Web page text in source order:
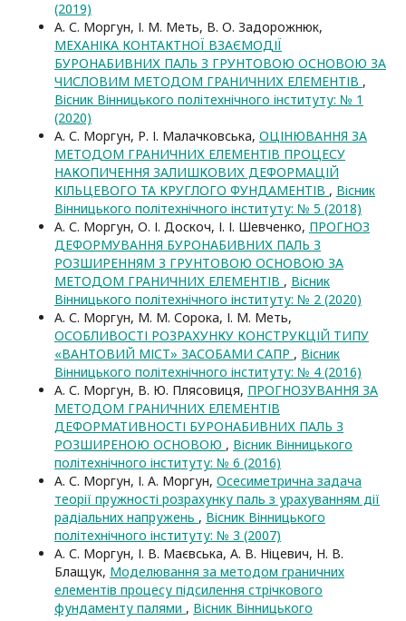
(2019)
А. С. Моргун, І. М. Меть, В. О. Задорожнюк,
МЕХАНІКА КОНТАКТНОЇ ВЗАЄМОДІЇ
БУРОНАБИВНИХ ПАЛЬ З ГРУНТОВОЮ ОСНОВОЮ ЗА
ЧИСЛОВИМ МЕТОДОМ ГРАНИЧНИХ ЕЛЕМЕНТІВ ,
Вісник Вінницького політехнічного інституту: № 1
(2020)
А. С. Моргун, Р. І. Малачковська, ОЦІНЮВАННЯ ЗА
МЕТОДОМ ГРАНИЧНИХ ЕЛЕМЕНТІВ ПРОЦЕСУ
НАКОПИЧЕННЯ ЗАЛИШКОВИХ ДЕФОРМАЦІЙ
КІЛЬЦЕВОГО ТА КРУГЛОГО ФУНДАМЕНТІВ , Вісник
Вінницького політехнічного інституту: № 5 (2018)
А. С. Моргун, О. І. Доскоч, І. І. Шевченко, ПРОГНОЗ
ДЕФОРМУВАННЯ БУРОНАБИВНИХ ПАЛЬ З
РОЗШИРЕННЯМ З ГРУНТОВОЮ ОСНОВОЮ ЗА
МЕТОДОМ ГРАНИЧНИХ ЕЛЕМЕНТІВ , Вісник
Вінницького політехнічного інституту: № 2 (2020)
А. С. Моргун, М. М. Сорока, І. М. Меть,
ОСОБЛИВОСТІ РОЗРАХУНКУ КОНСТРУКЦІЙ ТИПУ
«ВАНТОВИЙ МІСТ» ЗАСОБАМИ САПР , Вісник
Вінницького політехнічного інституту: № 4 (2016)
А. С. Моргун, В. Ю. Плясовиця, ПРОГНОЗУВАННЯ ЗА
МЕТОДОМ ГРАНИЧНИХ ЕЛЕМЕНТІВ
ДЕФОРМАТИВНОСТІ БУРОНАБИВНИХ ПАЛЬ З
РОЗШИРЕНОЮ ОСНОВОЮ , Вісник Вінницького
політехнічного інституту: № 6 (2016)
А. С. Моргун, І. А. Моргун, Осесиметрична задача
теорії пружності розрахунку паль з урахуванням дії
радіальних напружень , Вісник Вінницького
політехнічного інституту: № 3 (2007)
А. С. Моргун, І. В. Маєвська, А. В. Ніцевич, Н. В.
Блащук, Моделювання за методом граничних
елементів процесу підсилення стрічкового
фундаменту палями , Вісник Вінницького